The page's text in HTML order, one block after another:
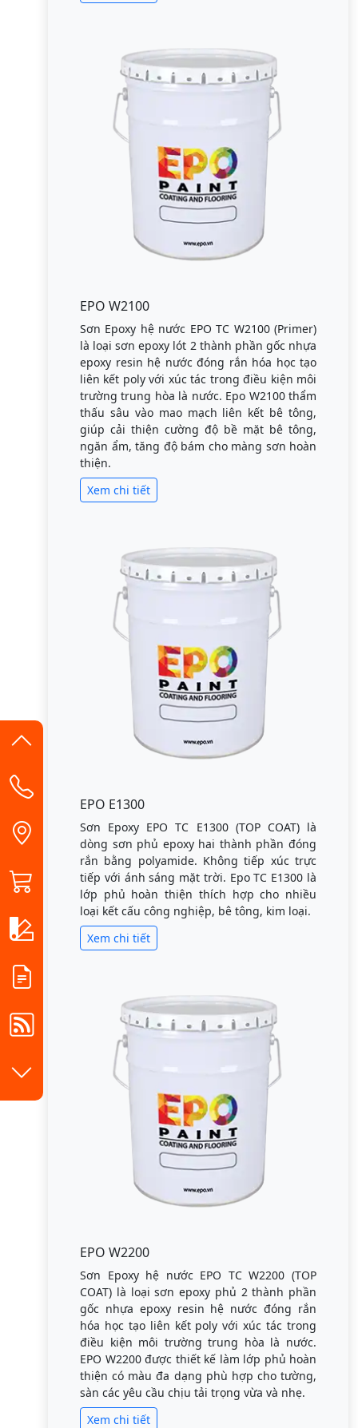
EPO W2100
Sơn Epoxy hệ nước EPO TC W2100 (Primer)
là loại sơn epoxy lót 2 thành phần gốc nhựa
epoxy resin hệ nước đóng rắn hóa học tạo
liên kết poly với xúc tác trong điều kiện môi
trường trung hòa là nước. Epo W2100 thẩm
thấu sâu vào mao mạch liên kết bê tông,
giúp cải thiện cường độ bề mặt bê tông,
ngăn ẩm, tăng độ bám cho màng sơn hoàn
thiện.
Xem chi tiết
EPO E1300
Sơn Epoxy EPO TC E1300 (TOP COAT) là
dòng sơn phủ epoxy hai thành phần đóng
rắn bằng polyamide. Không tiếp xúc trực
tiếp với ánh sáng mặt trời. Epo TC E1300 là
lớp phủ hoàn thiện thích hợp cho nhiều
loại kết cấu công nghiệp, bê tông, kim loại.
Xem chi tiết
EPO W2200
Sơn Epoxy hệ nước EPO TC W2200 (TOP
COAT) là loại sơn epoxy phủ 2 thành phần
gốc nhựa epoxy resin hệ nước đóng rắn
hóa học tạo liên kết poly với xúc tác trong
điều kiện môi trường trung hòa là nước.
EPO W2200 được thiết kế làm lớp phủ hoàn
thiện có màu đa dạng phù hợp cho tường,
sàn các yêu cầu chịu tải trọng vừa và nhẹ.
Xem chi tiết